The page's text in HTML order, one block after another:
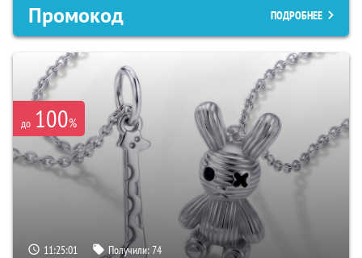
Промокод ПОДРОБНЕЕ
до 100%
11:25:00 Получили:74